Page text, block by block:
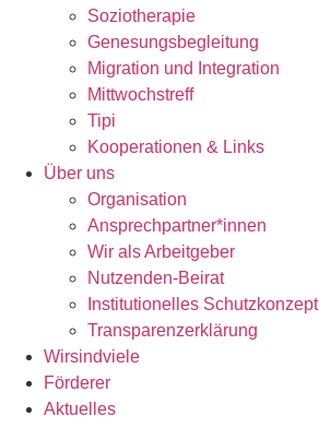
Soziotherapie
Genesungsbegleitung
Migration und Integration
Mittwochstreff
Tipi
Kooperationen & Links
Über uns
Organisation
Ansprechpartner*innen
Wir als Arbeitgeber
Nutzenden-Beirat
Institutionelles Schutzkonzept​
Transparenzerklärung
Wirsindviele
Förderer
Aktuelles